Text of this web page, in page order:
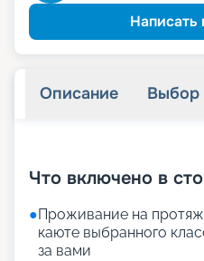
Написать
Описание Выбор
Что включено в
●Проживание на
каюте выбранного
за вами